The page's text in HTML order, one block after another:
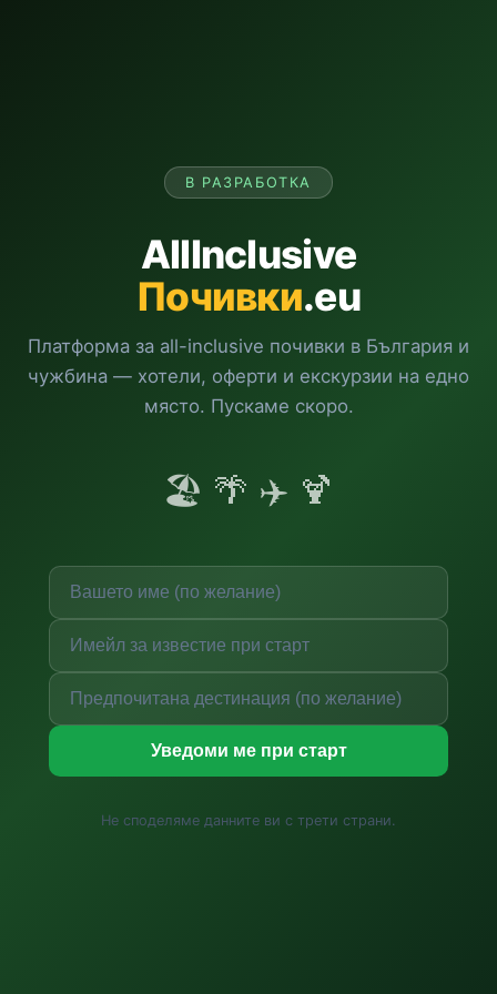
В РАЗРАБОТКА
AllInclusive
Почивки.eu
Платформа за all-inclusive почивки в България и
чужбина — хотели, оферти и екскурзии на едно
място. Пускаме скоро.
🏖️ 🌴 ✈️ 🍹
Уведоми ме при старт
Не споделяме данните ви с трети страни.